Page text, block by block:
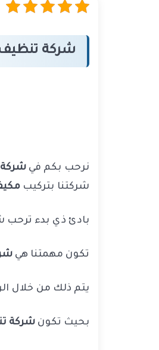
شركة
نرحب بكم في شركة
شركتنا بتركيب
بادئ ذي بدء ترحب
تكون مهمتنا هي
يتم ذلك من خلال
بحيث تكون شركة